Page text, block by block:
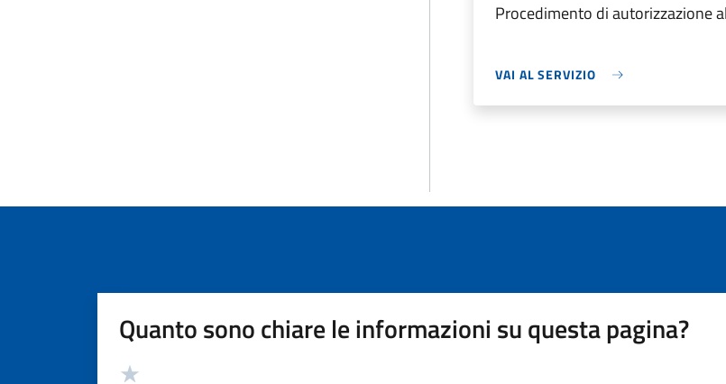
Procedimento di autorizzazione
VAI AL SERVIZIO
Quanto sono chiare le informazioni su questa pagina?
Valutazione